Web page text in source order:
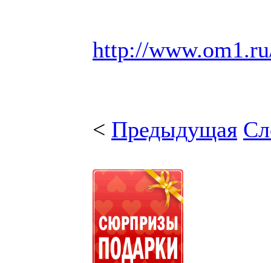
http://
< Предыдущая